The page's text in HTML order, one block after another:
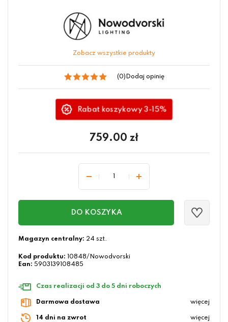
Zobacz wszystkie produkty
(0) Dodaj opinię
Rabat koszykowy 3-15%
759.00 zł
DO KOSZYKA
Magazyn centralny: 24 szt.
Kod produktu:
10848/Nowodvorski
Ean: 5903139108485
Czas realizacji od 3 do 5 dni roboczych
Darmowa dostawa więcej
14 dni na zwrot więcej